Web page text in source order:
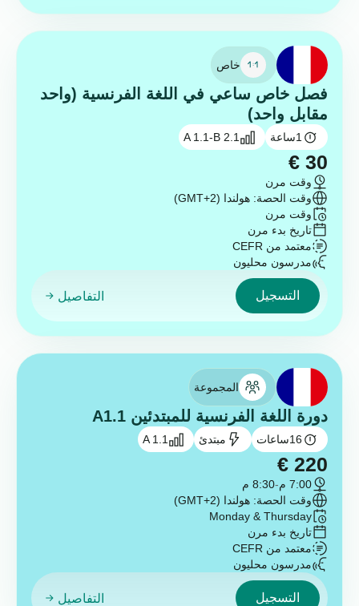
خاص
فصل خاص ساعي في اللغة الفرنسية (واحد
مقابل واحد)
1ساعة A 1.1-B 2.1
€ 30
وقت مرن
وقت الحصة: هولندا (GMT+2)
وقت مرن
تاريخ بدء مرن
معتمد من CEFR
مدرسون محليون
التسجيل التفاصيل
المجموعة
دورة اللغة الفرنسية للمبتدئين A1.1
16ساعات مبتدئ A 1.1
€ 220
7:00 م -8:30 م
وقت الحصة: هولندا (GMT+2)
Monday & Thursday
تاريخ بدء مرن
معتمد من CEFR
مدرسون محليون
التسجيل التفاصيل